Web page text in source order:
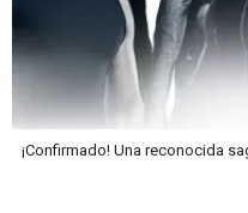
¡Confirmado! Una reconocida